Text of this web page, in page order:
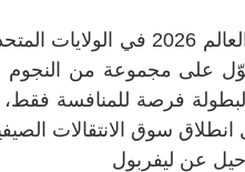
تنطلق غدًا الخميس منافسات كأس
على مجموعة من النجوم
فرصة للمنافسة فقط،
سوق الانتقالات
عن ليفربول